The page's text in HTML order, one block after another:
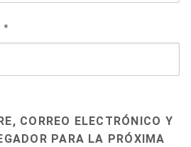
*
CORREO ELECTRÓNICO Y
PARA LA PRÓXIMA